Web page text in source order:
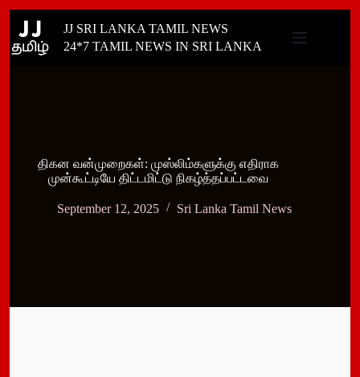
content
JJ SRI LANKA TAMIL NEWS
24*7 TAMIL NEWS IN SRI LANKA
திகன வன்முறைகள்: முஸ்லிம்களுக்கு எதிராக
முன்கூட்டியே திட்டமிட்டு நிகழ்த்தப்பட்டவை
September 12, 2025 Sri Lanka Tamil News